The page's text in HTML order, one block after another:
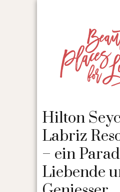
Hilton
Labriz
– ein
Liebende